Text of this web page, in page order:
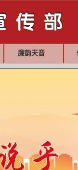
廉韵天音